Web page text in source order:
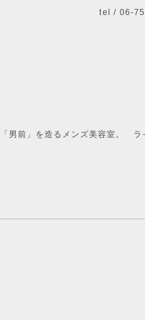
tel / 06-
ライフス